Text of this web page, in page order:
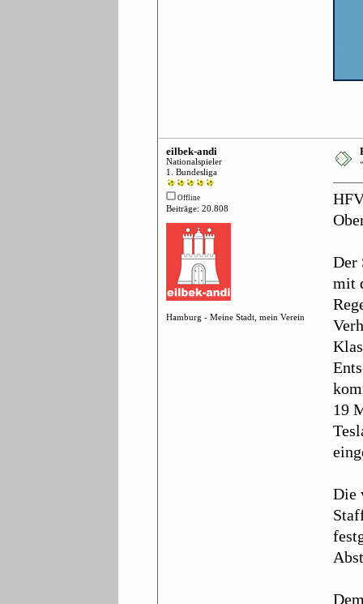
eilbek-andi
Nationalspieler
1. Bundesliga
Offline
Beiträge: 20.808
Hamburg - Meine Stadt, mein Verein
Der
mit
19
Die